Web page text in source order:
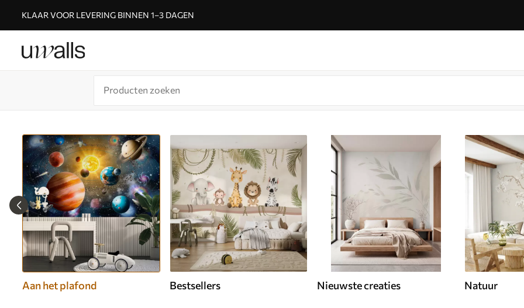
KLAAR VOOR LEVERING BINNEN 1–3 DAGEN
Aan het plafond Bestsellers Nieuwste creaties Natuur